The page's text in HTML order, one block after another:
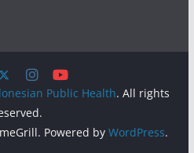
Public Health. All rights
Powered by WordPress.